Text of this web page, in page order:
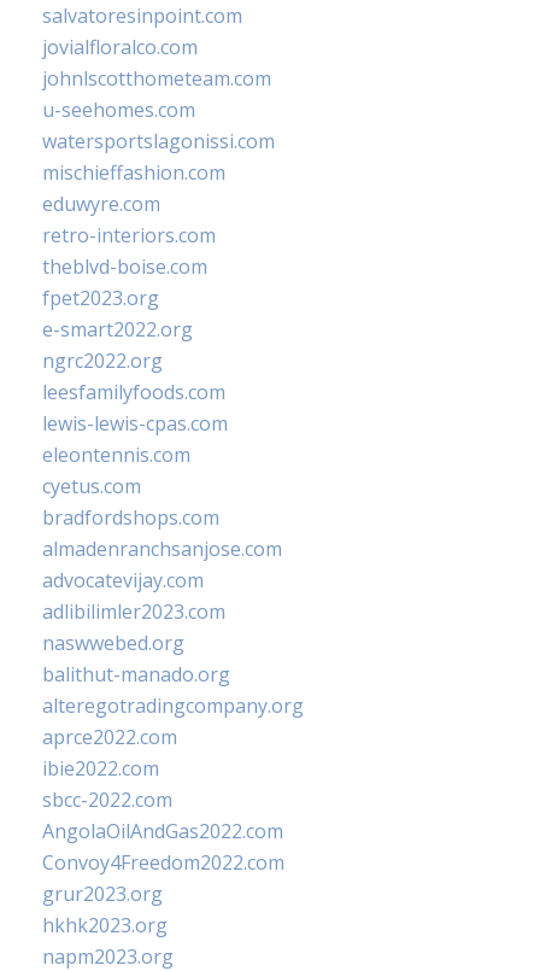
salvatoresinpoint.com
jovialfloralco.com
johnlscotthometeam.com
u-seehomes.com
watersportslagonissi.com
mischieffashion.com
eduwyre.com
retro-interiors.com
theblvd-boise.com
fpet2023.org
e-smart2022.org
ngrc2022.org
leesfamilyfoods.com
lewis-lewis-cpas.com
eleontennis.com
cyetus.com
bradfordshops.com
almadenranchsanjose.com
advocatevijay.com
adlibilimler2023.com
naswwebed.org
balithut-manado.org
alteregotradingcompany.org
aprce2022.com
ibie2022.com
sbcc-2022.com
AngolaOilAndGas2022.com
Convoy4Freedom2022.com
grur2023.org
hkhk2023.org
napm2023.org